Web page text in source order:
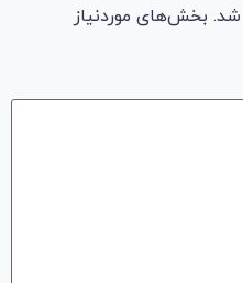
شد. بخش‌های موردنیاز